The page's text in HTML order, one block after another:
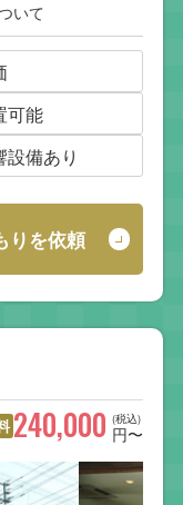
いて
可能
設備あり
りを依頼
(税込)
240,000 円〜